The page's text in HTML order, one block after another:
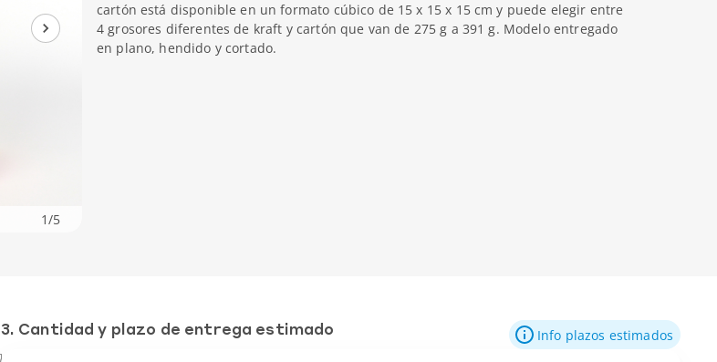
1/5
cartón está disponible en un formato cúbico de 15 x 15 x 15 cm y puede elegir entre
4 grosores diferentes de kraft y cartón que van de 275 g a 391 g. Modelo entregado
en plano, hendido y cortado.
3. Cantidad y plazo de entrega estimado Info plazos estimados